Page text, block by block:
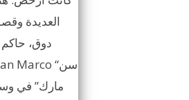
العديدة
دوق، حاكم
مارك” في